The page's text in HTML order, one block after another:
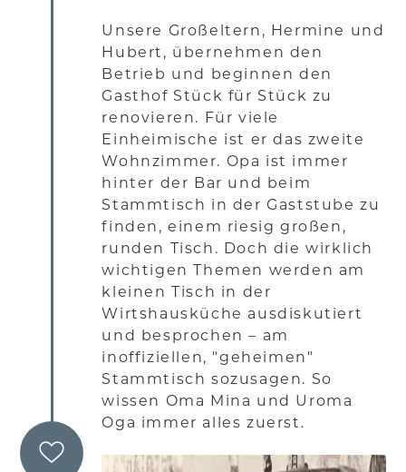
Unsere Großeltern, Hermine und
Hubert, übernehmen den
Betrieb und beginnen den
Gasthof Stück für Stück zu
renovieren. Für viele
Einheimische ist er das zweite
Wohnzimmer. Opa ist immer
hinter der Bar und beim
Stammtisch in der Gaststube zu
finden, einem riesig großen,
runden Tisch. Doch die wirklich
wichtigen Themen werden am
kleinen Tisch in der
Wirtshausküche ausdiskutiert
und besprochen – am
inoffiziellen, "geheimen"
Stammtisch sozusagen. So
wissen Oma Mina und Uroma
Oga immer alles zuerst.